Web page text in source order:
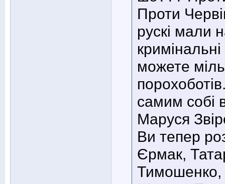
Проти
рускі мали
можете
самим собі
Маруся
Ви тепер
Єрмак,
Тимошенко,